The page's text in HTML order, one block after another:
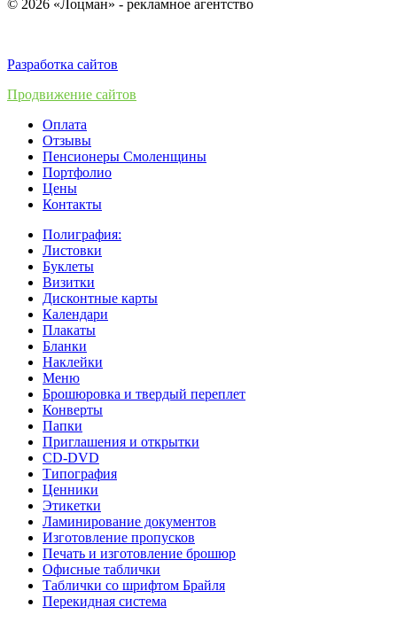
© 2026 «Лоцман» - рекламное агентство
Разработка сайтов
Продвижение сайтов
Оплата
Отзывы
Пенсионеры Смоленщины
Портфолио
Цены
Контакты
Полиграфия:
Листовки
Буклеты
Визитки
Дисконтные карты
Календари
Плакаты
Бланки
Наклейки
Меню
Брошюровка и твердый переплет
Конверты
Папки
Приглашения и открытки
CD-DVD
Типография
Ценники
Этикетки
Ламинирование документов
Изготовление пропусков
Печать и изготовление брошюр
Офисные таблички
Таблички со шрифтом Брайля
Перекидная система